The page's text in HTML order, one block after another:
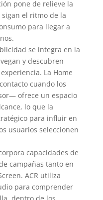
pone de relieve la
el ritmo de la
para llegar a
se integra en la
y descubren
La Home
cuando los
ofrece un espacio
lo que la
para influir en
usuarios seleccionen
capacidades de
campañas tanto en
ACR utiliza
para comprender